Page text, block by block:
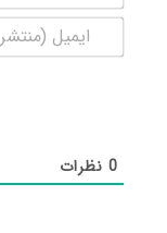
0نظرات